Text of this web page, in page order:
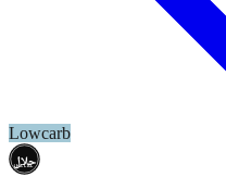
Lowcarb
حلال
HALAL